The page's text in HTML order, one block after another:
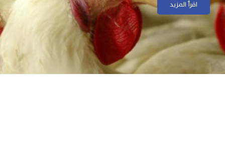
اقرأ المزيداقرأ المزيد